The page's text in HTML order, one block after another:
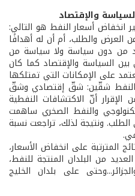
انخفاض أسعار النفط هو التالي:
العرض والطلب، أم أن له أهدافًا
من دون سياسة ولا سياسة من
السياسة والإقتصاد كما كان
على الإمكانات التي تمتلكها
النفط شقّين: شقّ إقتصادي وشقّ
أنّ الاكتشافات النفطية
والنفط الصخري ساهمت
ونتيجة لذلك، تراجعت نسبة
المترتبة على انخفاض الأسعار،
من البلدان المنتجة للنفط،
على بلدان الخليج